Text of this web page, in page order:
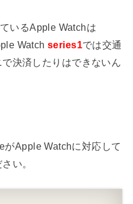
いるApple Watchは
Watchseries1では交通
決済したりはできないん
がApple Watchに対応して
い。